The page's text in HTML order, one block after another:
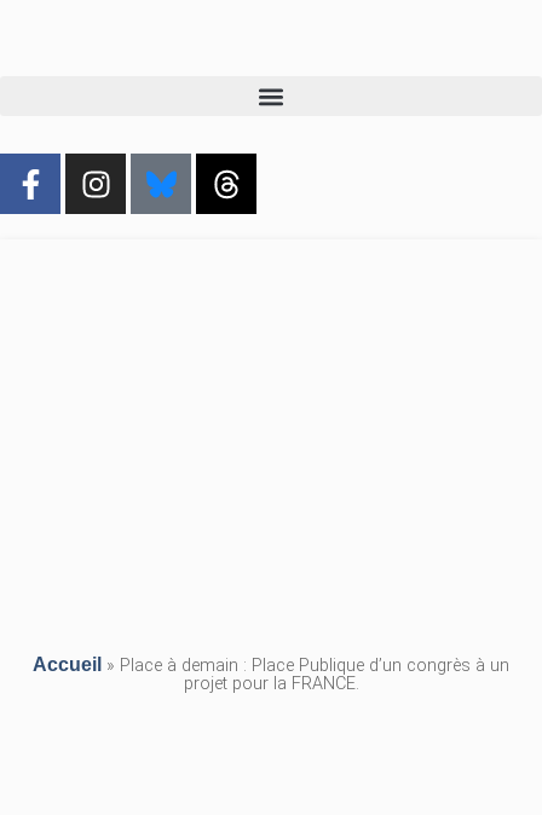
Accueil » Place à demain : Place Publique d’un congrès à un
projet pour la FRANCE.